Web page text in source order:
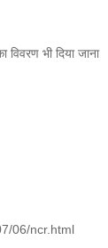
भी दिया जाना
06/ncr.html